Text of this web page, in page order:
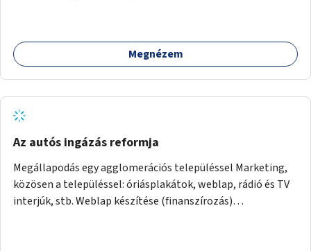
Megnézem
Az autós ingázás reformja
Megállapodás egy agglomerációs településsel Marketing,
közösen a településsel: óriásplakátok, weblap, rádió és TV
interjúk, stb. Weblap készítése (finanszírozás)